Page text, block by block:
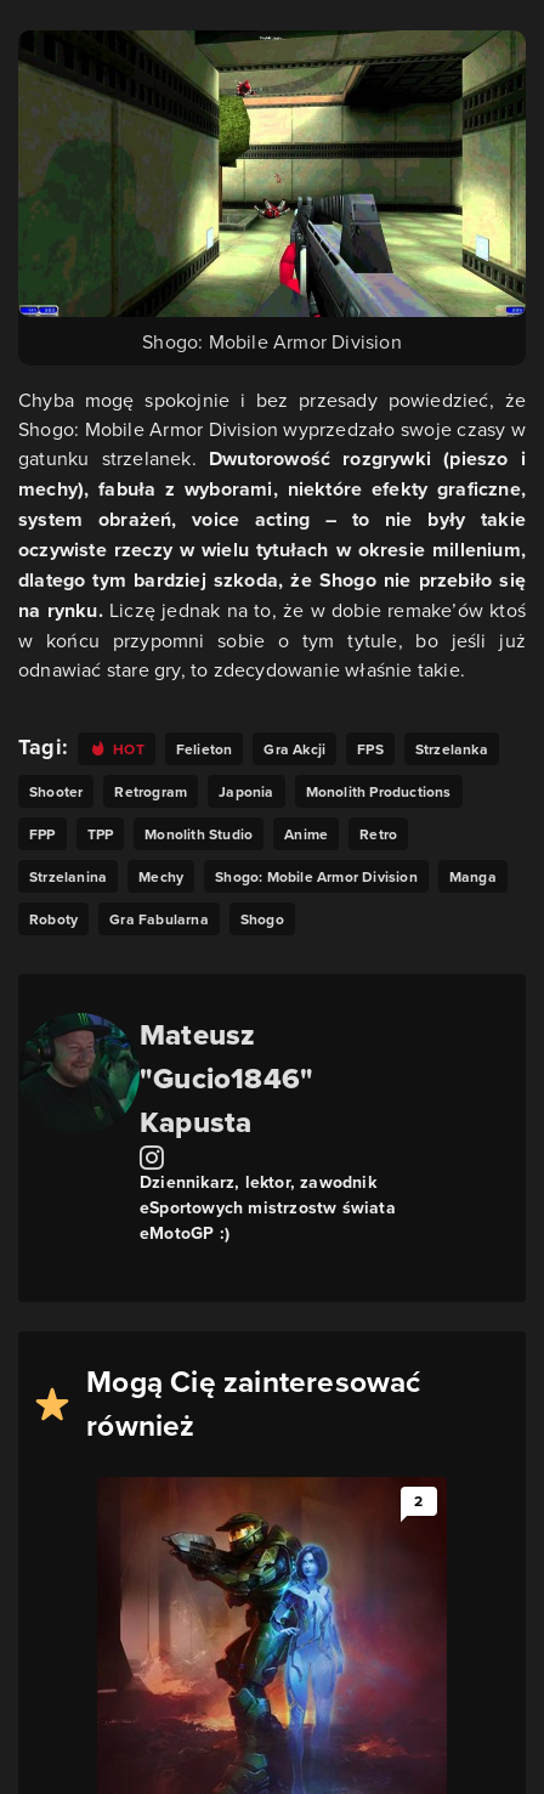
Shogo: Mobile Armor Division
Chyba mogę spokojnie i bez przesady powiedzieć, że
Shogo: Mobile Armor Division wyprzedzało swoje czasy w
gatunku strzelanek. Dwutorowość rozgrywki (pieszo i
mechy), fabuła z wyborami, niektóre efekty graficzne,
system obrażeń, voice acting – to nie były takie
oczywiste rzeczy w wielu tytułach w okresie millenium,
dlatego tym bardziej szkoda, że Shogo nie przebiło się
na rynku. Liczę jednak na to, że w dobie remake’ów ktoś
w końcu przypomni sobie o tym tytule, bo jeśli już
odnawiać stare gry, to zdecydowanie właśnie takie.
Tagi: HOT Felieton Gra Akcji FPS
Strzelanka
Shooter
Retrogram Japonia
Monolith Productions
FPP
TPP Monolith Studio Anime
Retro
Strzelanina
Mechy Shogo: Mobile Armor Division
Manga
Roboty
Gra Fabularna Shogo
Mateusz
"Gucio1846"
Kapusta
Dziennikarz, lektor, zawodnik
eSportowych mistrzostw świata
eMotoGP :)
Mogą Cię zainteresować
również
2